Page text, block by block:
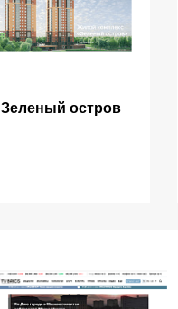
Зеленый остров